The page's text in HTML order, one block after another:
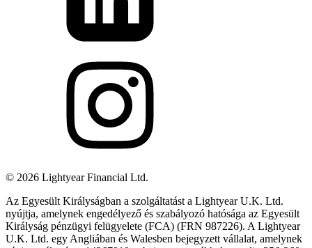
© 2026 Lightyear Financial Ltd.
Az Egyesült Királyságban a szolgáltatást a Lightyear U.K. Ltd.
nyújtja, amelynek engedélyező és szabályozó hatósága az Egyesült
Királyság pénzügyi felügyelete (FCA) (FRN 987226). A Lightyear
U.K. Ltd. egy Angliában és Walesben bejegyzett vállalat, amelynek